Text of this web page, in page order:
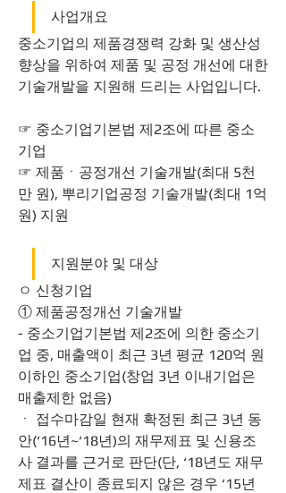
사업개요
중소기업의 제품경쟁력 강화 및 생산성
향상을 위하여 제품 및 공정 개선에 대한
기술개발을 지원해 드리는 사업입니다.
☞ 중소기업기본법 제2조에 따른 중소
기업
☞ 제품ㆍ공정개선 기술개발(최대 5천
만 원), 뿌리기업공정 기술개발(최대 1억
원) 지원
지원분야 및 대상
ㅇ 신청기업
① 제품공정개선 기술개발
- 중소기업기본법 제2조에 의한 중소기
업 중, 매출액이 최근 3년 평균 120억 원
이하인 중소기업(창업 3년 이내기업은
매출제한 없음)
ㆍ 접수마감일 현재 확정된 최근 3년 동
안(‘16년~‘18년)의 재무제표 및 신용조
사 결과를 근거로 판단(단, ‘18년도 재무
제표 결산이 종료되지 않은 경우 ‘15년